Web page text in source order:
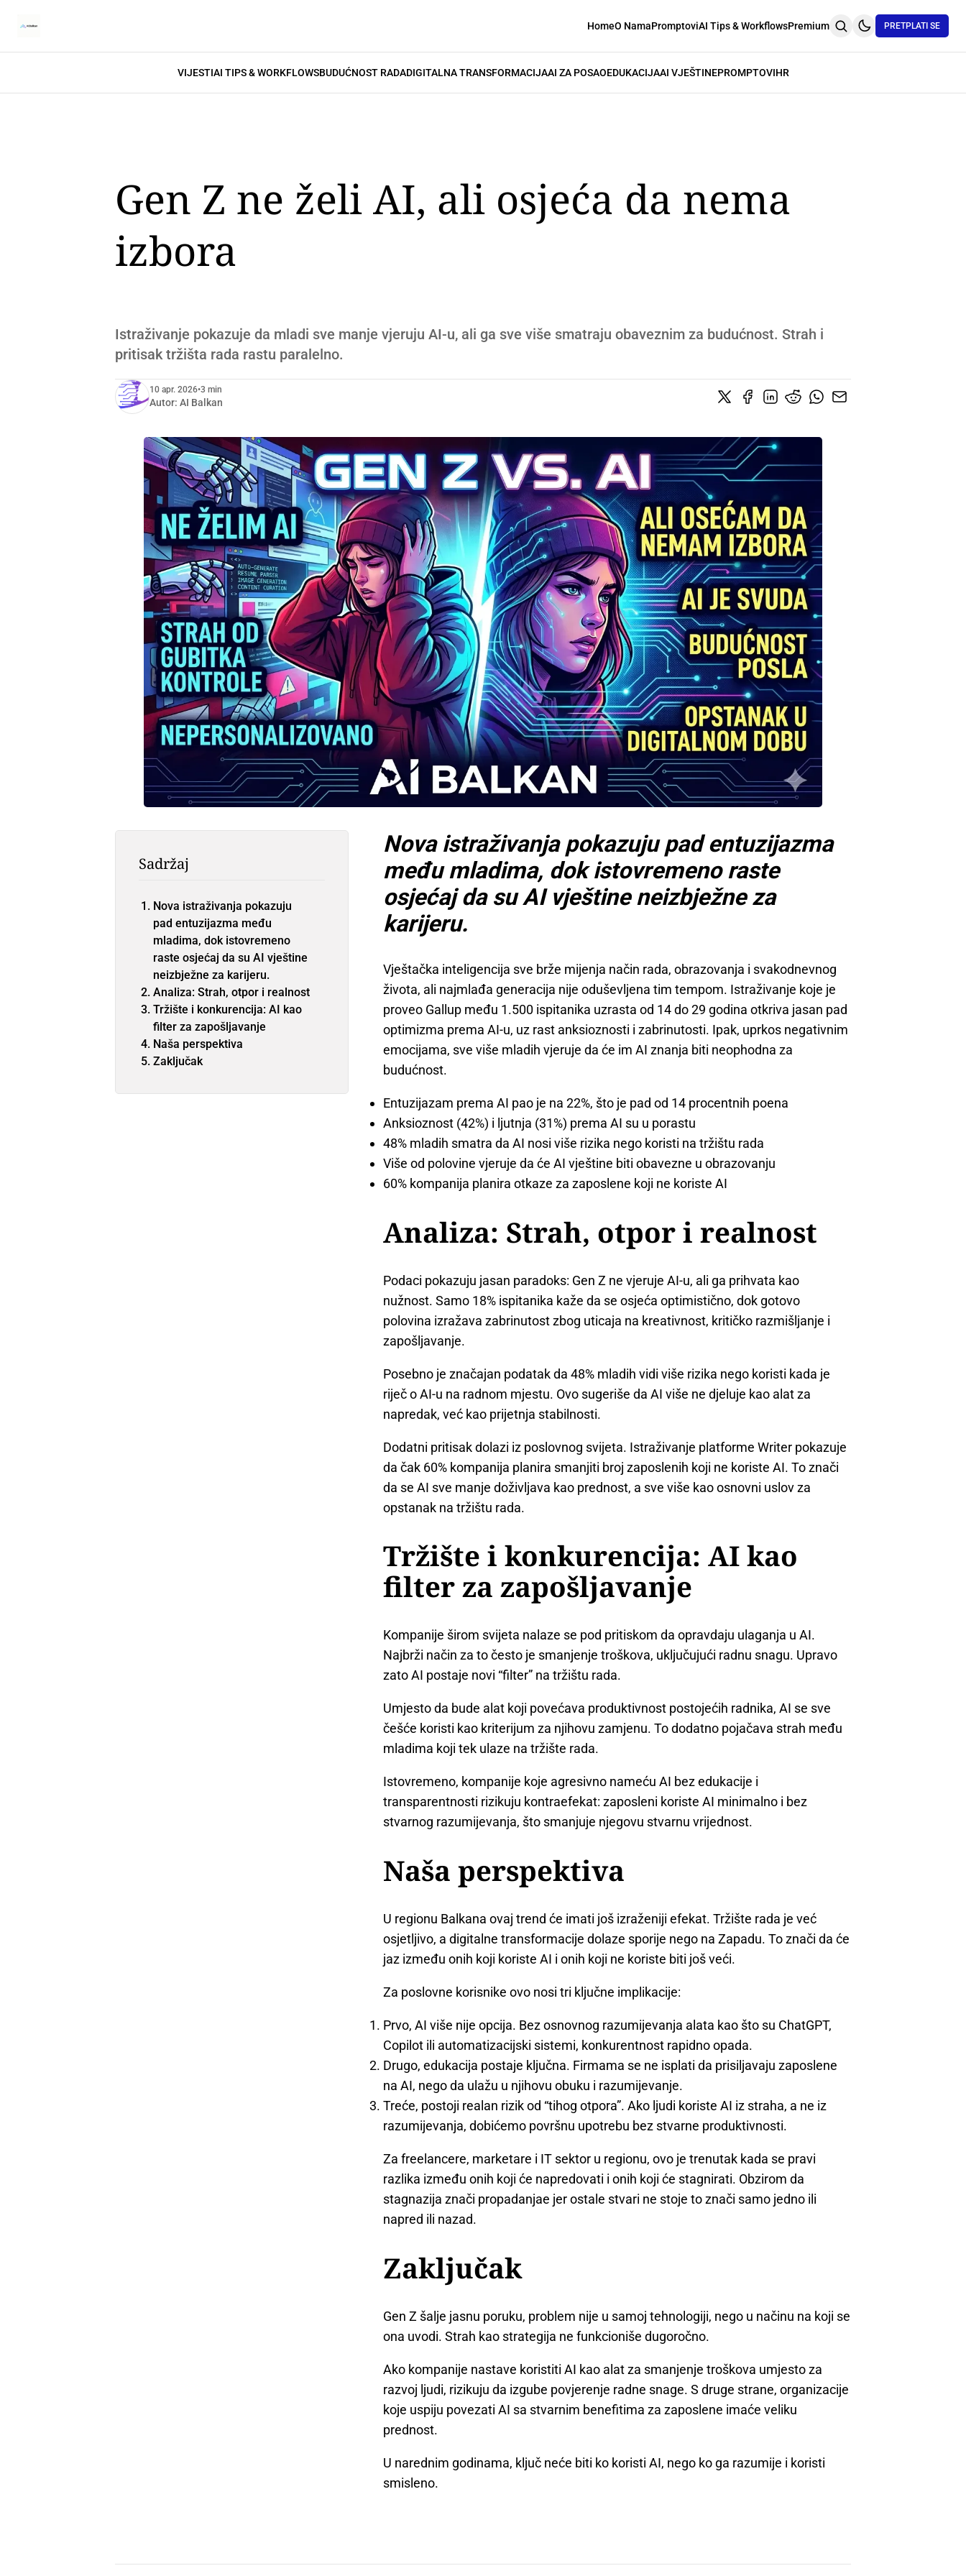
HomeO NamaPromptoviAI Tips & WorkflowsPremium PRETPLATI SE
VIJESTIAI TIPS & WORKFLOWSBUDUĆNOST RADADIGITALNA TRANSFORMACIJAAI ZA POSAOEDUKACIJAAI VJEŠTINEPROMPTOVIHR
Gen Z ne želi AI, ali osjeća da nema
izbora
Istraživanje pokazuje da mladi sve manje vjeruju AI-u, ali ga sve više smatraju obaveznim za budućnost. Strah i
pritisak tržišta rada rastu paralelno.
10 apr. 2026•3 min
Autor: AI Balkan
Sadržaj
Nova istraživanja pokazuju
pad entuzijazma među
mladima, dok istovremeno
raste osjećaj da su AI vještine
neizbježne za karijeru.
Analiza: Strah, otpor i realnost
Tržište i konkurencija: AI kao
filter za zapošljavanje
Naša perspektiva
Zaključak
Nova istraživanja pokazuju pad entuzijazma
među mladima, dok istovremeno raste
osjećaj da su AI vještine neizbježne za
karijeru.
Vještačka inteligencija sve brže mijenja način rada, obrazovanja i svakodnevnog
života, ali najmlađa generacija nije oduševljena tim tempom. Istraživanje koje je
proveo Gallup među 1.500 ispitanika uzrasta od 14 do 29 godina otkriva jasan pad
optimizma prema AI-u, uz rast anksioznosti i zabrinutosti. Ipak, uprkos negativnim
emocijama, sve više mladih vjeruje da će im AI znanja biti neophodna za
budućnost.
Entuzijazam prema AI pao je na 22%, što je pad od 14 procentnih poena
Anksioznost (42%) i ljutnja (31%) prema AI su u porastu
48% mladih smatra da AI nosi više rizika nego koristi na tržištu rada
Više od polovine vjeruje da će AI vještine biti obavezne u obrazovanju
60% kompanija planira otkaze za zaposlene koji ne koriste AI
Analiza: Strah, otpor i realnost
Podaci pokazuju jasan paradoks: Gen Z ne vjeruje AI-u, ali ga prihvata kao
nužnost. Samo 18% ispitanika kaže da se osjeća optimistično, dok gotovo
polovina izražava zabrinutost zbog uticaja na kreativnost, kritičko razmišljanje i
zapošljavanje.
Posebno je značajan podatak da 48% mladih vidi više rizika nego koristi kada je
riječ o AI-u na radnom mjestu. Ovo sugeriše da AI više ne djeluje kao alat za
napredak, već kao prijetnja stabilnosti.
Dodatni pritisak dolazi iz poslovnog svijeta. Istraživanje platforme Writer pokazuje
da čak 60% kompanija planira smanjiti broj zaposlenih koji ne koriste AI. To znači
da se AI sve manje doživljava kao prednost, a sve više kao osnovni uslov za
opstanak na tržištu rada.
Tržište i konkurencija: AI kao
filter za zapošljavanje
Kompanije širom svijeta nalaze se pod pritiskom da opravdaju ulaganja u AI.
Najbrži način za to često je smanjenje troškova, uključujući radnu snagu. Upravo
zato AI postaje novi “filter” na tržištu rada.
Umjesto da bude alat koji povećava produktivnost postojećih radnika, AI se sve
češće koristi kao kriterijum za njihovu zamjenu. To dodatno pojačava strah među
mladima koji tek ulaze na tržište rada.
Istovremeno, kompanije koje agresivno nameću AI bez edukacije i
transparentnosti rizikuju kontraefekat: zaposleni koriste AI minimalno i bez
stvarnog razumijevanja, što smanjuje njegovu stvarnu vrijednost.
Naša perspektiva
U regionu Balkana ovaj trend će imati još izraženiji efekat. Tržište rada je već
osjetljivo, a digitalne transformacije dolaze sporije nego na Zapadu. To znači da će
jaz između onih koji koriste AI i onih koji ne koriste biti još veći.
Za poslovne korisnike ovo nosi tri ključne implikacije:
Prvo, AI više nije opcija. Bez osnovnog razumijevanja alata kao što su ChatGPT,
Copilot ili automatizacijski sistemi, konkurentnost rapidno opada.
Drugo, edukacija postaje ključna. Firmama se ne isplati da prisiljavaju zaposlene
na AI, nego da ulažu u njihovu obuku i razumijevanje.
Treće, postoji realan rizik od “tihog otpora”. Ako ljudi koriste AI iz straha, a ne iz
razumijevanja, dobićemo površnu upotrebu bez stvarne produktivnosti.
Za freelancere, marketare i IT sektor u regionu, ovo je trenutak kada se pravi
razlika između onih koji će napredovati i onih koji će stagnirati. Obzirom da
stagnazija znači propadanjae jer ostale stvari ne stoje to znači samo jedno ili
napred ili nazad.
Zaključak
Gen Z šalje jasnu poruku, problem nije u samoj tehnologiji, nego u načinu na koji se
ona uvodi. Strah kao strategija ne funkcioniše dugoročno.
Ako kompanije nastave koristiti AI kao alat za smanjenje troškova umjesto za
razvoj ljudi, rizikuju da izgube povjerenje radne snage. S druge strane, organizacije
koje uspiju povezati AI sa stvarnim benefitima za zaposlene imaće veliku
prednost.
U narednim godinama, ključ neće biti ko koristi AI, nego ko ga razumije i koristi
smisleno.